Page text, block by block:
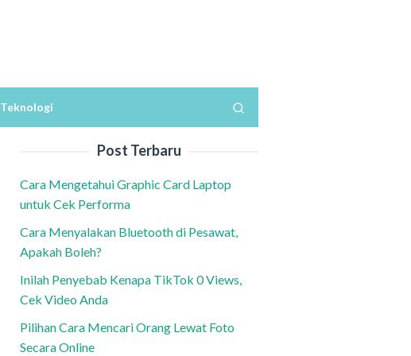
Teknologi
Post Terbaru
Cara Mengetahui Graphic Card Laptop
untuk Cek Performa
Cara Menyalakan Bluetooth di Pesawat,
Apakah Boleh?
Inilah Penyebab Kenapa TikTok 0 Views,
Cek Video Anda
Pilihan Cara Mencari Orang Lewat Foto
Secara Online